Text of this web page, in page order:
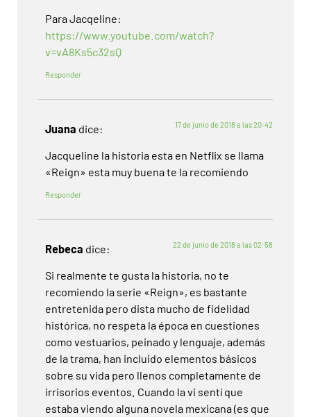
Para Jacqeline:
https://www.youtube.com/watch?
v=vA8Ks5c32sQ
Responder
Juana dice: 17 de junio de 2018 a las 20:42
Jacqueline la historia esta en Netflix se llama
«Reign» esta muy buena te la recomiendo
Responder
Rebeca dice: 22 de junio de 2018 a las 02:58
Si realmente te gusta la historia, no te
recomiendo la serie «Reign», es bastante
entretenida pero dista mucho de fidelidad
histórica, no respeta la época en cuestiones
como vestuarios, peinado y lenguaje, además
de la trama, han incluido elementos básicos
sobre su vida pero llenos completamente de
irrisorios eventos. Cuando la vi sentí que
estaba viendo alguna novela mexicana (es que